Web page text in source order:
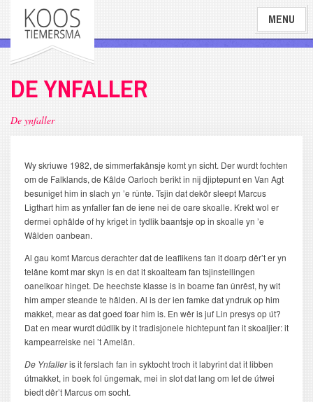
Overslaan
naar
gaan
MENU
DE YNFALLER
De ynfaller
Wy skriuwe 1982, de simmerfakânsje komt yn sicht. Der wurdt fochten
om de Falklands, de Kâlde Oarloch berikt in nij djiptepunt en Van Agt
besuniget him in slach yn ’e rûnte. Tsjin dat dekôr sleept Marcus
Ligthart him as ynfaller fan de iene nei de oare skoalle. Krekt wol er
dermei ophâlde of hy kriget in tydlik baantsje op in skoalle yn ’e
Wâlden oanbean.
Al gau komt Marcus derachter dat de leaflikens fan it doarp dêr’t er yn
telâne komt mar skyn is en dat it skoalteam fan tsjinstellingen
oanelkoar hinget. De heechste klasse is in boarne fan ûnrêst, hy wit
him amper steande te hâlden. Al is der ien famke dat yndruk op him
makket, mear as dat goed foar him is. En wêr is juf Lin presys op út?
Dat en mear wurdt dúdlik by it tradisjonele hichtepunt fan it skoaljier: it
kampearreiske nei ’t Amelân.
De Ynfalleris it ferslach fan in syktocht troch it labyrint dat it libben
útmakket, in boek fol ûngemak, mei in slot dat lang om let de útwei
biedt dêr’t Marcus om socht.